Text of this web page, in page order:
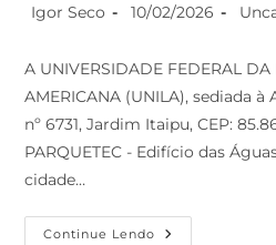
Igor Seco 10/02/2026
A UNIVERSIDADE FEDERAL DA
AMERICANA (UNILA), sediada à
nº 6731, Jardim Itaipu, CEP:
PARQUETEC - Edifício das
cidade…
Continue Lendo